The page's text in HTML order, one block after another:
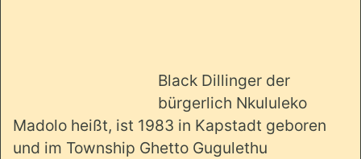
Black Dillinger der
bürgerlich Nkululeko
Madolo heißt, ist 1983 in Kapstadt geboren
und im Township Ghetto Gugulethu